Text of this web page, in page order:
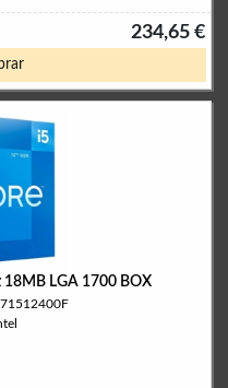
234,65 €
18MB LGA 1700 BOX